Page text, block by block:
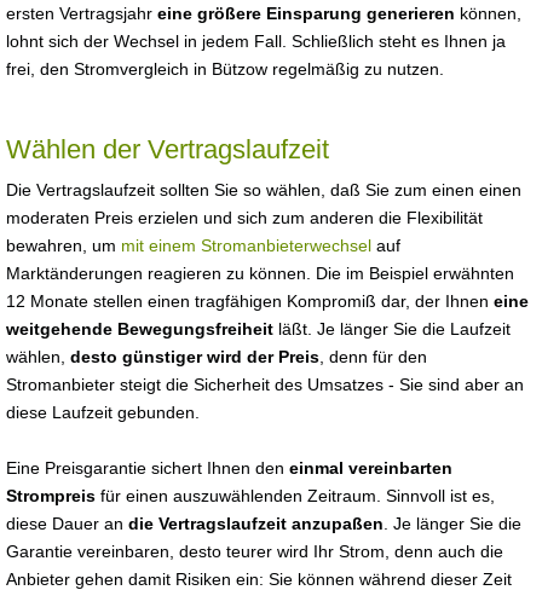
ersten Vertragsjahr eine größere Einsparung generieren können,
lohnt sich der Wechsel in jedem Fall. Schließlich steht es Ihnen ja
frei, den Stromvergleich in Bützow regelmäßig zu nutzen.
Wählen der Vertragslaufzeit
Die Vertragslaufzeit sollten Sie so wählen, daß Sie zum einen einen
moderaten Preis erzielen und sich zum anderen die Flexibilität
bewahren, um mit einem Stromanbieterwechsel auf
Marktänderungen reagieren zu können. Die im Beispiel erwähnten
12 Monate stellen einen tragfähigen Kompromiß dar, der Ihnen eine
weitgehende Bewegungsfreiheit läßt. Je länger Sie die Laufzeit
wählen, desto günstiger wird der Preis , denn für den
Stromanbieter steigt die Sicherheit des Umsatzes - Sie sind aber an
diese Laufzeit gebunden.
Eine Preisgarantie sichert Ihnen den einmal vereinbarten
Strompreis für einen auszuwählenden Zeitraum. Sinnvoll ist es,
diese Dauer an die Vertragslaufzeit anzupaßen . Je länger Sie die
Garantie vereinbaren, desto teurer wird Ihr Strom, denn auch die
Anbieter gehen damit Risiken ein: Sie können während dieser Zeit